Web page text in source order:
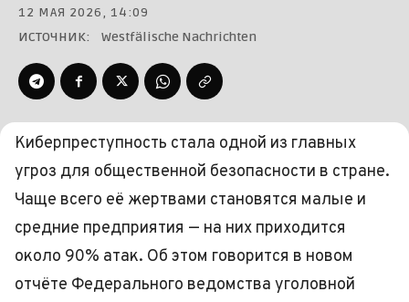
12 МАЯ 2026, 14:09
ИСТОЧНИК:
Westfälische Nachrichten
Киберпреступность стала одной из главных
угроз для общественной безопасности в стране.
Чаще всего её жертвами становятся малые и
средние предприятия — на них приходится
около 90% атак. Об этом говорится в новом
отчёте Федерального ведомства уголовной